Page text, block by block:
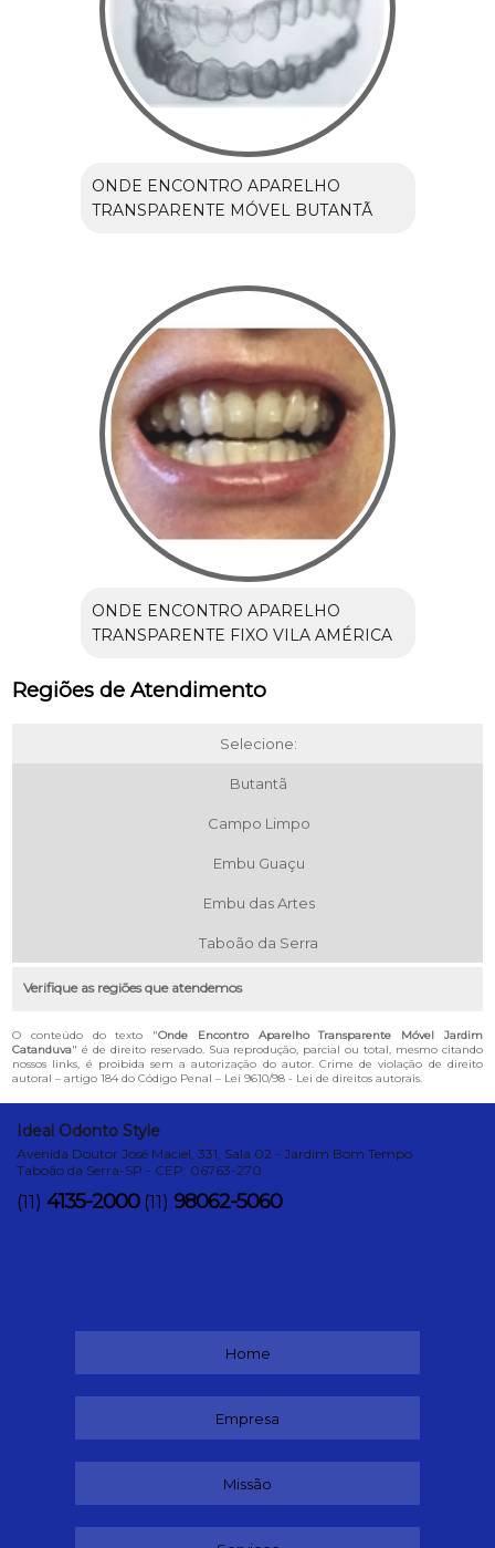
ONDE ENCONTRO APARELHO
TRANSPARENTE MÓVEL BUTANTÃ
ONDE ENCONTRO APARELHO
TRANSPARENTE FIXO VILA AMÉRICA
Regiões de Atendimento
Selecione:
Butantã
Campo Limpo
Embu Guaçu
Embu das Artes
Taboão da Serra
Verifique as regiões que atendemos
O conteúdo do texto "Onde Encontro Aparelho Transparente Móvel Jardim
Catanduva" é de direito reservado. Sua reprodução, parcial ou total, mesmo citando
nossos links, é proibida sem a autorização do autor. Crime de violação de direito
autoral – artigo 184 do Código Penal – Lei 9610/98 - Lei de direitos autorais.
Ideal Odonto Style
Avenida Doutor José Maciel, 331, Sala 02 - Jardim Bom Tempo
Taboão da Serra-SP - CEP: 06763-270
(11) 4135-2000 (11) 98062-5060
Home
Empresa
Missão